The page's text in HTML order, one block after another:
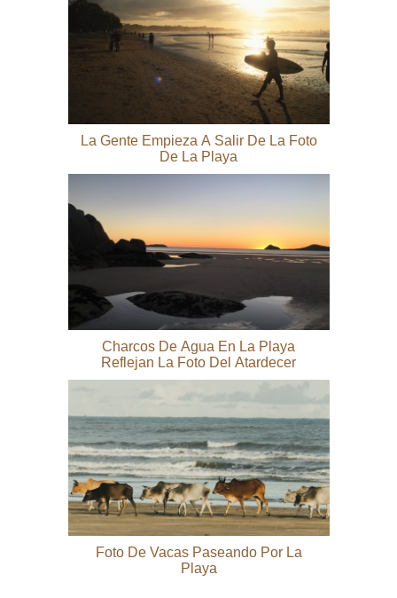
La Gente Empieza A Salir De La Foto
De La Playa
Charcos De Agua En La Playa
Reflejan La Foto Del Atardecer
Foto De Vacas Paseando Por La
Playa